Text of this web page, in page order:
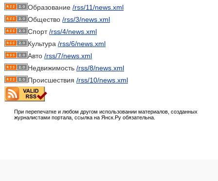
Образование /rss/11/news.xml
Общество /rss/3/news.xml
Спорт/rss/4/news.xml
Культура /rss/6/news.xml
Авто /rss/7/news.xml
Недвижимость /rss/8/news.xml
Происшествия /rss/10/news.xml
При перепечатке и любом другом использовании материалов, созданных
журналистами портала, ссылка на Янск.Ру обязательна.